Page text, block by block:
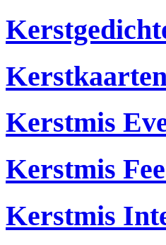
Kerstmis
Kerstmis
Kerstmis